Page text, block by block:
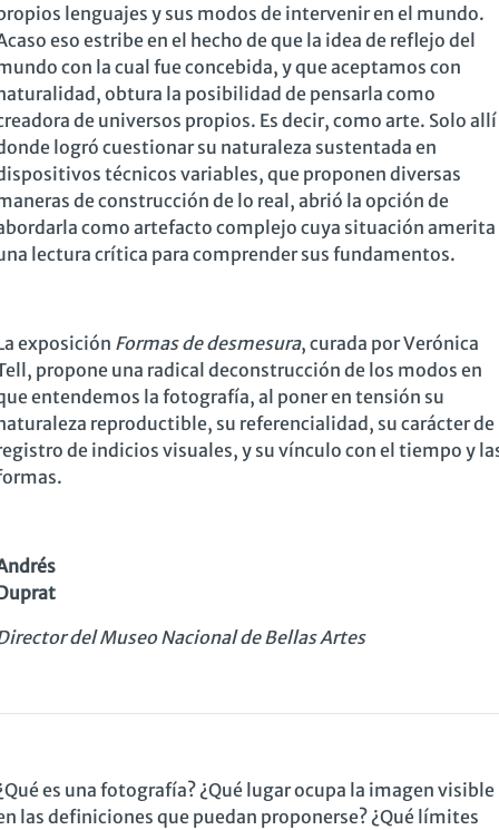
lenguajes y sus modos de intervenir en el mundo.
eso estribe en el hecho de que la idea de reflejo del
con la cual fue concebida, y que aceptamos con
obtura la posibilidad de pensarla como
de universos propios. Es decir, como arte. Solo allí
logró cuestionar su naturaleza sustentada en
técnicos variables, que proponen diversas
de construcción de lo real, abrió la opción de
como artefacto complejo cuya situación amerita
lectura crítica para comprender sus fundamentos.
exposición Formas de desmesura, curada por Verónica
propone una radical deconstrucción de los modos en
entendemos la fotografía, al poner en tensión su
reproductible, su referencialidad, su carácter de
de indicios visuales, y su vínculo con el tiempo y
del Museo Nacional de Bellas Artes
es una fotografía? ¿Qué lugar ocupa la imagen visible
las definiciones que puedan proponerse? ¿Qué límites